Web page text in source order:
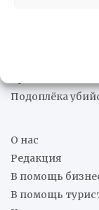
Всемирный
инфляции в
Подоплёка
О нас
Редакция
В помощь
В помощь